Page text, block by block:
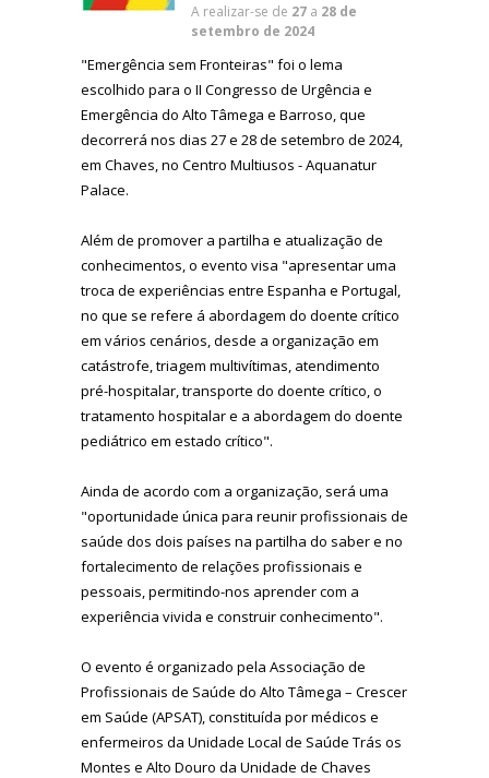
A realizar-se de 27 a 28 de
setembro de 2024
"Emergência sem Fronteiras" foi o lema
escolhido para o II Congresso de Urgência e
Emergência do Alto Tâmega e Barroso, que
decorrerá nos dias 27 e 28 de setembro de 2024,
em Chaves, no Centro Multiusos - Aquanatur
Palace.
Além de promover a partilha e atualização de
conhecimentos, o evento visa "apresentar uma
troca de experiências entre Espanha e Portugal,
no que se refere á abordagem do doente crítico
em vários cenários, desde a organização em
catástrofe, triagem multivítimas, atendimento
pré-hospitalar, transporte do doente crítico, o
tratamento hospitalar e a abordagem do doente
pediátrico em estado crítico".
Ainda de acordo com a organização, será uma
"oportunidade única para reunir profissionais de
saúde dos dois países na partilha do saber e no
fortalecimento de relações profissionais e
pessoais, permitindo-nos aprender com a
experiência vivida e construir conhecimento".
O evento é organizado pela Associação de
Profissionais de Saúde do Alto Tâmega – Crescer
em Saúde (APSAT), constituída por médicos e
enfermeiros da Unidade Local de Saúde Trás os
Montes e Alto Douro da Unidade de Chaves